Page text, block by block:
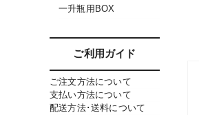
一升瓶用BOX
ご利用ガイド
ご注文方法について
支払い方法について
配送方法･送料について